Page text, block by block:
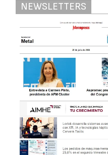
NEWSLETTERS